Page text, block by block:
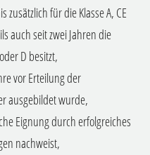
für die Klasse A, CE
auch seit zwei Jahren die
D besitzt,
vor Erteilung der
ausgebildet wurde,
Eignung durch erfolgreiches
nachweist,